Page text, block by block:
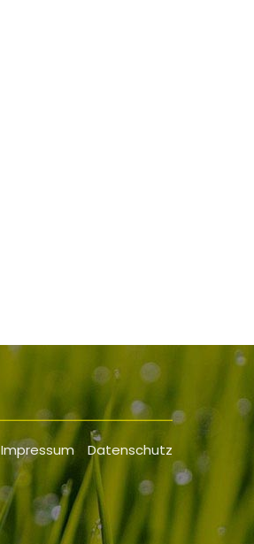
Impressum Datenschutz